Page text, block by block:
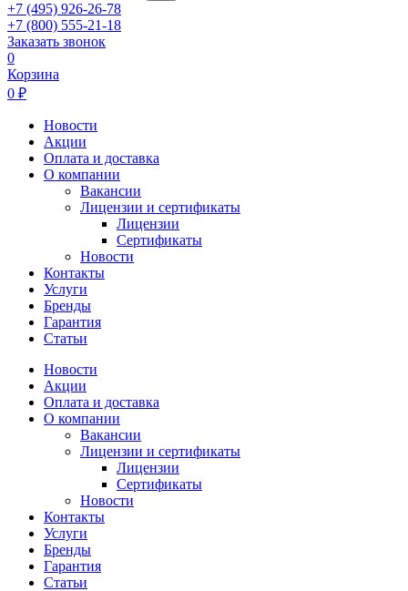
+7 (495) 926-26-78
+7 (800) 555-21-18
Заказать звонок
0
Корзина
0 ₽
Новости
Акции
Оплата и доставка
О компании
Вакансии
Лицензии и сертификаты
Лицензии
Сертификаты
Новости
Контакты
Услуги
Бренды
Гарантия
Статьи
Новости
Акции
Оплата и доставка
О компании
Вакансии
Лицензии и сертификаты
Лицензии
Сертификаты
Новости
Контакты
Услуги
Бренды
Гарантия
Статьи